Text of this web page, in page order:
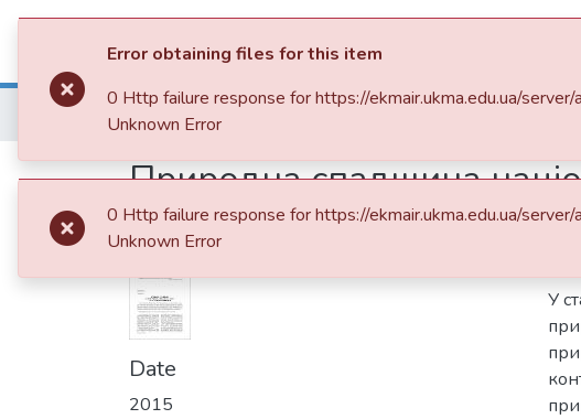
Communities & Collections
Home 013. Видання НаУКМА Наукові записки
Природна спадщина
Острозький"
Date
2015
У
Error obtaining files for this item
0 Http failure response for https://ekmair.ukma.edu.ua/
Unknown Error
0 Http failure response for https://ekmair.ukma.edu.ua/
Unknown Error